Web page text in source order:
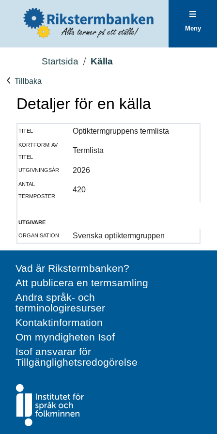
Meny
Startsida Källa
Tillbaka
Detaljer för en källa
titel
Optiktermgruppens termlista
kortform av
titel
Termlista
utgivningsår
2026
antal
termposter
420
utgivare
organisation
Svenska optiktermgruppen
Vad är Rikstermbanken?
Att publicera en termsamling
Andra språk- och
terminologiresurser
Kontaktinformation
Om myndigheten Isof
Isof ansvarar för
Tillgänglighetsredogörelse